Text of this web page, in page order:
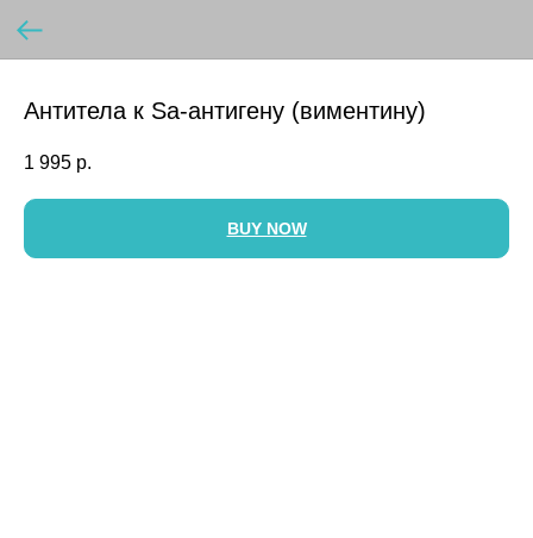
Антитела к Sa-антигену (виментину)
1 995 р.
BUY NOW